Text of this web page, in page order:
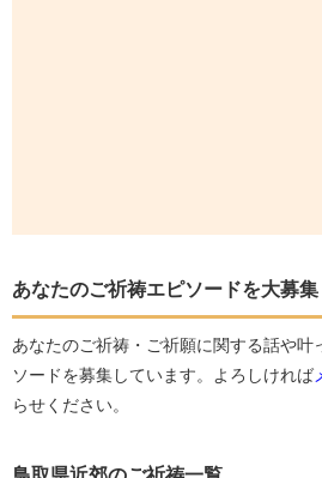
あなたのご祈祷エピソードを大募集
あなたのご祈祷・ご祈願に関する話や叶
ソードを募集しています。よろしければ
らせください。